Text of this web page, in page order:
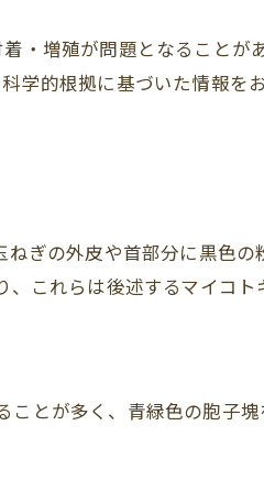
・増殖が問題となることが
学的根拠に基づいた情報を
ねぎの外皮や首部分に黒色の
、これらは後述するマイコ
ことが多く、青緑色の胞子塊